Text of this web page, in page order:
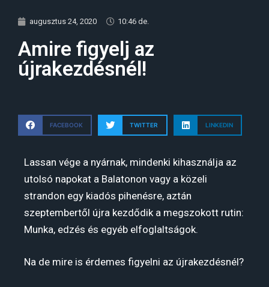
augusztus 24, 2020 10:46 de.
Amire figyelj az
újrakezdésnél!
FACEBOOK TWITTER LINKEDIN
Lassan vége a nyárnak, mindenki kihasználja az
utolsó napokat a Balatonon vagy a közeli
strandon egy kiadós pihenésre, aztán
szeptembertől újra kezdődik a megszokott rutin:
Munka, edzés és egyéb elfoglaltságok.
Na de mire is érdemes figyelni az újrakezdésnél?